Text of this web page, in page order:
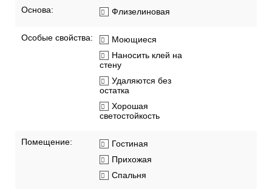
Основа: Флизелиновая
Особые свойства:
Моющиеся
Наносить клей на
стену
Удаляются без
остатка
Хорошая
светостойкость
Помещение:
Гостиная
Прихожая
Спальня